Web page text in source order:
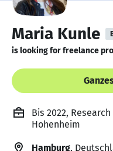
Maria Kunle
is looking for freelance
Bis 2022,
Hohenheim
Hamburg,